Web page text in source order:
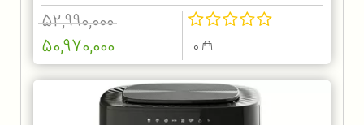
52,990,000
50,970,000